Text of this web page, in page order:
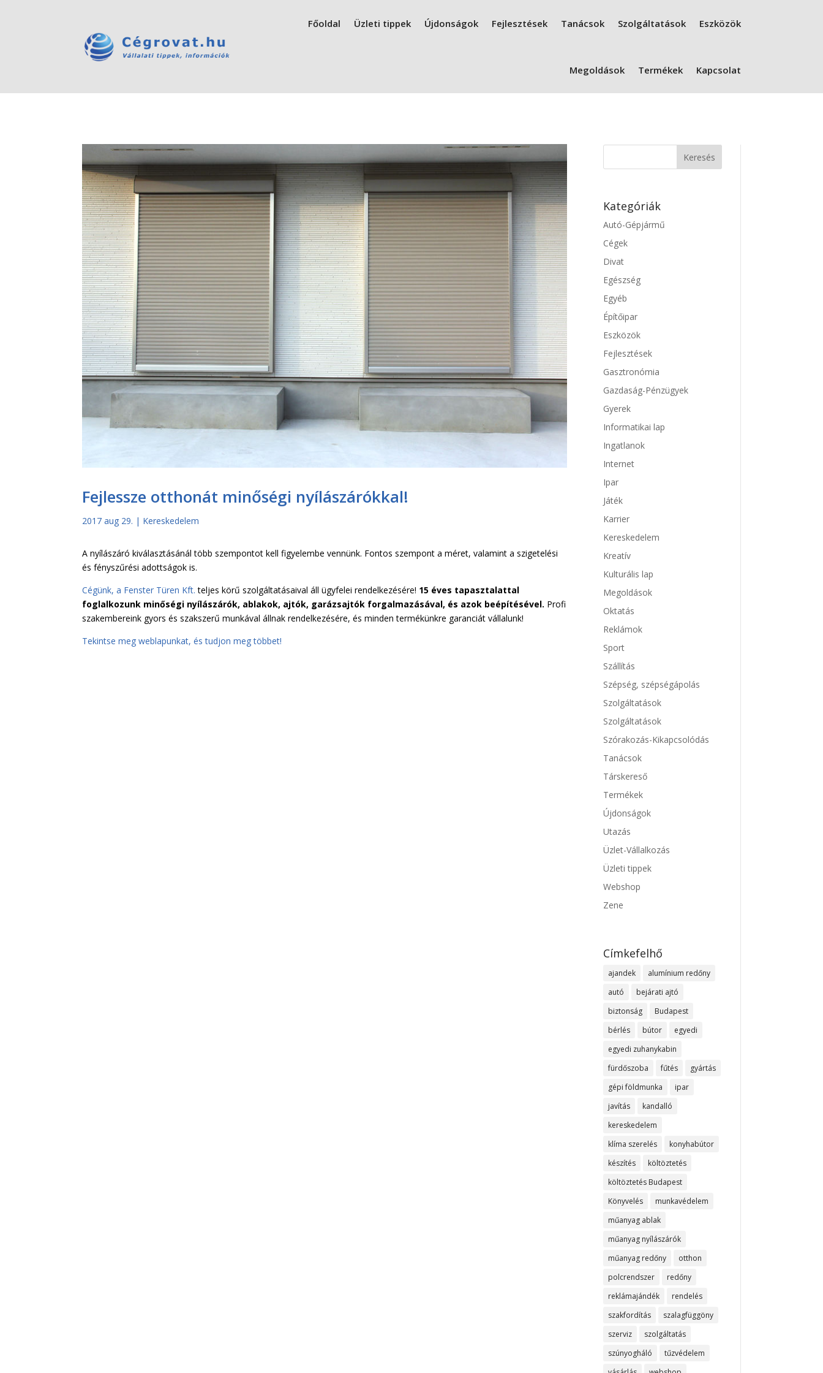
Főoldal Üzleti tippek Újdonságok Fejlesztések Tanácsok Szolgáltatások Eszközök
Megoldások Termékek Kapcsolat
Fejlessze otthonát minőségi nyílászárókkal!
2017 aug 29. | Kereskedelem
A nyílászáró kiválasztásánál több szempontot kell figyelembe vennünk. Fontos szempont a méret, valamint a szigetelési
és fényszűrési adottságok is.
Cégünk, a Fenster Türen Kft.teljes körű szolgáltatásaival áll ügyfelei rendelkezésére! 15 éves tapasztalattal
foglalkozunk minőségi nyílászárók, ablakok, ajtók, garázsajtók forgalmazásával, és azok beépítésével. Profi
szakembereink gyors és szakszerű munkával állnak rendelkezésére, és minden termékünkre garanciát vállalunk!
Tekintse meg weblapunkat, és tudjon meg többet!
Kategóriák
Autó-Gépjármű
Cégek
Divat
Egészség
Egyéb
Építőipar
Eszközök
Fejlesztések
Gasztronómia
Gazdaság-Pénzügyek
Gyerek
Informatikai lap
Ingatlanok
Internet
Ipar
Játék
Karrier
Kereskedelem
Kreatív
Kulturális lap
Megoldások
Oktatás
Reklámok
Sport
Szállítás
Szépség, szépségápolás
Szolgáltatások
Szolgáltatások
Szórakozás-Kikapcsolódás
Tanácsok
Társkereső
Termékek
Újdonságok
Utazás
Üzlet-Vállalkozás
Üzleti tippek
Webshop
Zene
Címkefelhő
ajandek
alumínium redőny
autó
bejárati ajtó
biztonság
Budapest
bérlés
bútor
egyedi
egyedi zuhanykabin
fürdőszoba
fűtés
gyártás
gépi földmunka
ipar
javítás
kandalló
kereskedelem
klíma szerelés
konyhabútor
készítés
költöztetés
költöztetés Budapest
Könyvelés
munkavédelem
műanyag ablak
műanyag nyílászárók
műanyag redőny
otthon
polcrendszer
redőny
reklámajándék
rendelés
szakfordítás
szalagfüggöny
szerviz
szolgáltatás
szúnyogháló
tűzvédelem